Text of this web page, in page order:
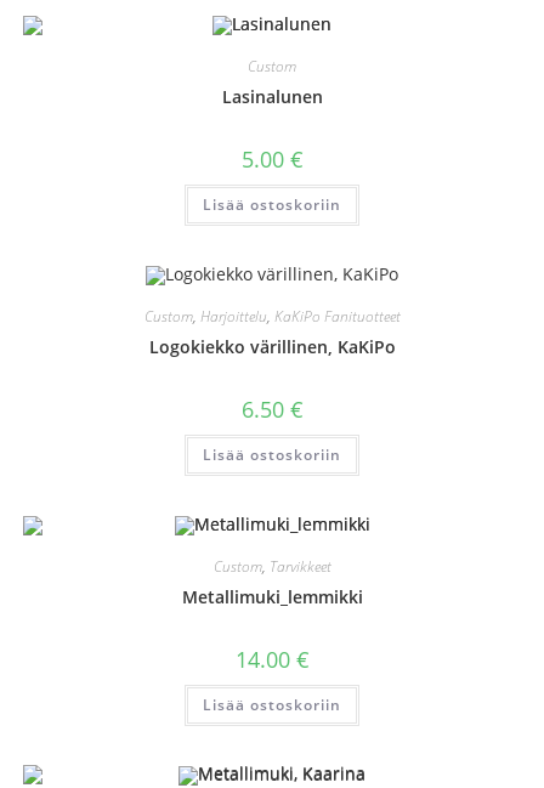
Custom
Lasinalunen
5.00 €
Lisää ostoskoriin
Custom, Harjoittelu, KaKiPo Fanituotteet
Logokiekko värillinen, KaKiPo
6.50 €
Lisää ostoskoriin
Custom, Tarvikkeet
Metallimuki_lemmikki
14.00 €
Lisää ostoskoriin